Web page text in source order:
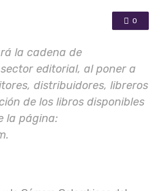
0
la cadena de
editorial, al poner a
distribuidores, libreros
de los libros disponibles
la página: